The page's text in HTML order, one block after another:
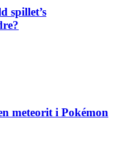
spillet’s
meteorit i Pokémon